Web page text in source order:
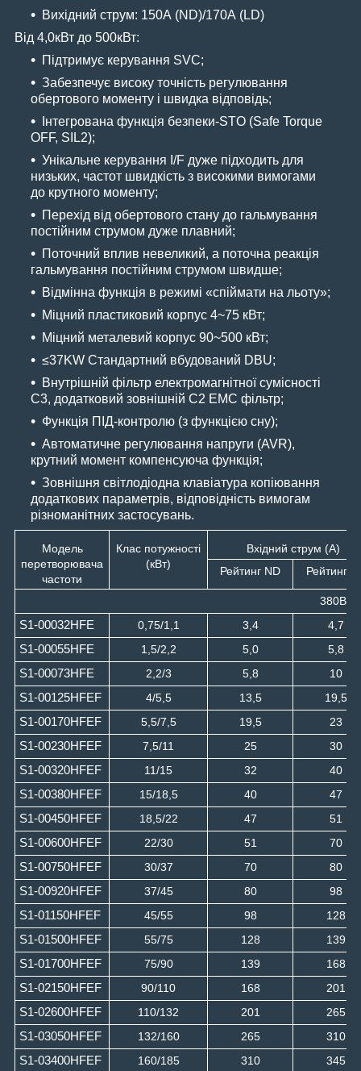
Вихідний струм: 150А (ND)/170А (LD)
Від 4,0кВт до 500кВт:
Підтримує керування SVC;
Забезпечує високу точність регулювання
обертового моменту і швидка відповідь;
Інтегрована функція безпеки-STO (Safe Torque
OFF, SIL2);
Унікальне керування I/F дуже підходить для
низьких, частот швидкість з високими вимогами
до крутного моменту;
Перехід від обертового стану до гальмування
постійним струмом дуже плавний;
Поточний вплив невеликий, а поточна реакція
гальмування постійним струмом швидше;
Відмінна функція в режимі «спіймати на льоту»;
Міцний пластиковий корпус 4~75 кВт;
Міцний металевий корпус 90~500 кВт;
≤37KW Стандартний вбудований DBU;
Внутрішній фільтр електромагнітної сумісності
C3, додатковий зовнішній C2 ЕМС фільтр;
Функція ПІД-контролю (з функцією сну);
Автоматичне регулювання напруги (AVR),
крутний момент компенсуюча функція;
Зовнішня світлодіодна клавіатура копіювання
додаткових параметрів, відповідність вимогам
різноманітних застосувань.
Модель
перетворювача
частоти
Клас потужності
(кВт)
Вхідний струм (А)
Рейтинг ND
Рейтинг
380В
S1-00032HFE
0,75/1,1 3,4
4,7
S1-00055HFE
1,5/2,2 5,0
5,8
S1-00073HFE
2,2/3 5,8
10
S1-00125HFEF
4/5,5 13,5
19,5
S1-00170HFEF
5,5/7,5 19,5
23
S1-00230HFEF
7,5/11 25
30
S1-00320HFEF
11/15 32
40
S1-00380HFEF
15/18,5 40
47
S1-00450HFEF
18,5/22 47
51
S1-00600HFEF
22/30 51
70
S1-00750HFEF
30/37 70
80
S1-00920HFEF
37/45 80
98
S1-01150HFEF
45/55 98
128
S1-01500HFEF
55/75 128
139
S1-01700HFEF
75/90 139
168
S1-02150HFEF
90/110 168
201
S1-02600HFEF
110/132 201
265
S1-03050HFEF
132/160 265
310
S1-03400HFEF
160/185 310
345